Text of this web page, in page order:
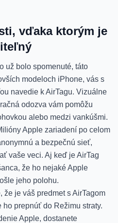
vďaka ktorým je
už bolo spomenuté, táto
modeloch iPhone, vás s
navedie k AirTagu. Vizuálne
odozva vám pomôžu
alebo medzi vankúšmi.
Apple zariadení po celom
a bezpečnú sieť,
vaše veci. Aj keď je AirTag
že ho nejaké Apple
jeho polohu.
že je váš predmet s AirTagom
ho prepnúť do Režimu straty.
Apple, dostanete